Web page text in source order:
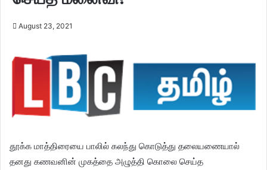
August 23, 2021
தூக்க மாத்திரையை பாலில் கலந்து கொடுத்து தலையணையால்
தனது கணவனின் முகத்தை அழுத்தி கொலை செய்த